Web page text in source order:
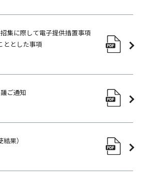
集に際して電子提供措置事項
ととした事項
ご通知
果）